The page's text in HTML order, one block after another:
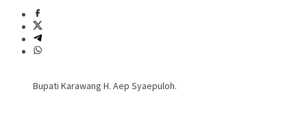
Bupati Karawang H. Aep Syaepuloh.